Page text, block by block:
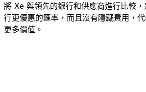
將 Xe 與領先的銀行和供應商進行比較
行更優惠的匯率，而且沒有隱藏費用，
更多價值。